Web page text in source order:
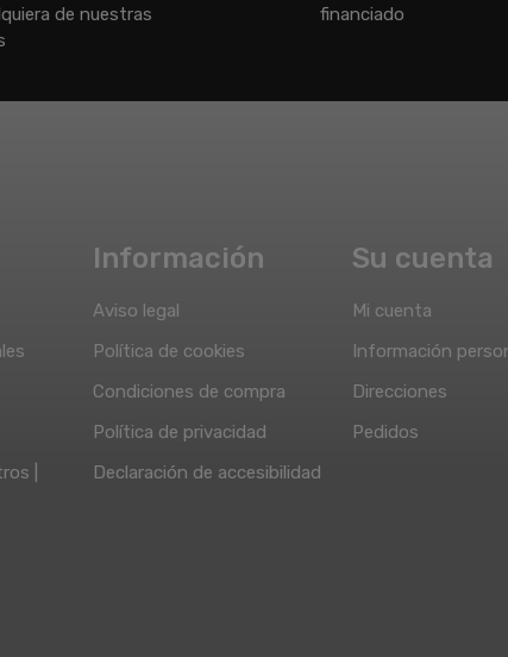
de nuestras
financiado
|
Información
Aviso legal
Política de cookies
Condiciones de compra
Política de privacidad
Declaración de accesibilidad
Su cuenta
Mi cuenta
Información
Direcciones
Pedidos